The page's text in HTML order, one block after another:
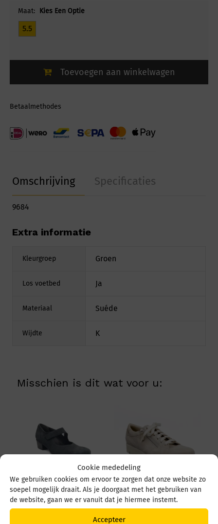
Cookie mededeling
We gebruiken cookies om ervoor te zorgen dat onze website zo
soepel mogelijk draait. Als je doorgaat met het gebruiken van
de website, gaan we er vanuit dat je hiermee instemt.
Accepteer
Maat: Kies Een Optie
5.5
Toevoegen aan winkelwagen
Betaalmethodes
Omschrijving Specificaties
9684
Extra informatie
Kleurgroep Groen
Los voetbed Ja
Materiaal Suéde
Wijdte K
Misschien is dit wat voor u:
Durea 5679 5679 035
4549 Zwart
219,95
Durea 6298 095 6298
0945 1514 Avorio